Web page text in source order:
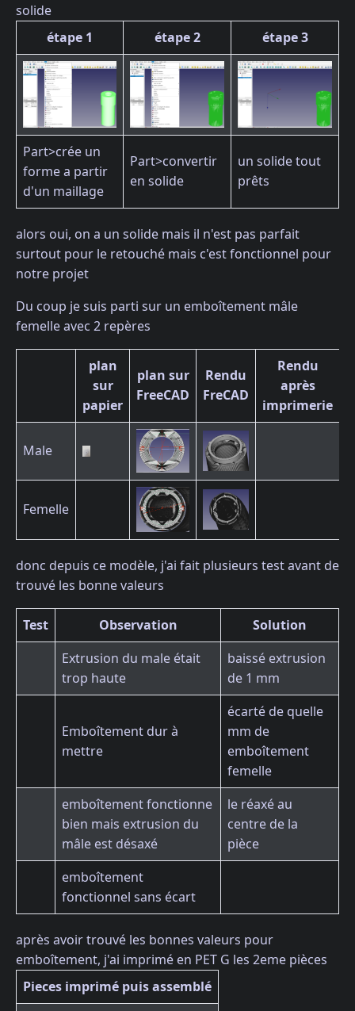
solide
étape 1
étape 2 étape 3
Part>crée un
forme a partir
d'un maillage
Part>convertir
en solide
un solide tout
prêts
alors oui, on a un solide mais il n'est pas parfait
surtout pour le retouché mais c'est fonctionnel pour
notre projet
Du coup je suis parti sur un emboîtement mâle
femelle avec 2 repères
plan
sur
papier
plan sur
FreeCAD
Rendu
FreCAD
Rendu
après
imprimerie
Male
Femelle
donc depuis ce modèle, j'ai fait plusieurs test avant de
trouvé les bonne valeurs
Test Observation
Solution
Extrusion du male était
trop haute
baissé extrusion
de 1 mm
Emboîtement dur à
mettre
écarté de quelle
mm de
emboîtement
femelle
emboîtement fonctionne
bien mais extrusion du
mâle est désaxé
le réaxé au
centre de la
pièce
emboîtement
fonctionnel sans écart
après avoir trouvé les bonnes valeurs pour
emboîtement, j'ai imprimé en PET G les 2eme pièces
Pieces imprimé puis assemblé